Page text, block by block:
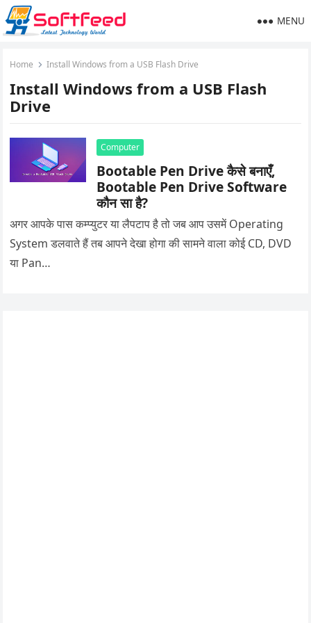
MENU
Home Install Windows from a USB Flash Drive
Install Windows from a USB Flash
Drive
Computer
Bootable Pen Drive कैसे बनाएँ,
Bootable Pen Drive Software
कौन सा है?
अगर आपके पास कम्प्युटर या लैपटाप है तो जब आप उसमें Operating
System डलवाते हैं तब आपने देखा होगा की सामने वाला कोई CD, DVD
या Pan…